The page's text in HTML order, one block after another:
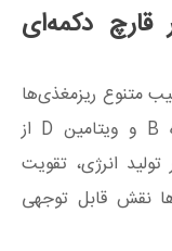
دکمه‌ای
متنوع ریزمغذی‌ها
در آن مربوط می‌شود. ویتامین‌های گروه B و ویتامین D از
انرژی، تقویت
نقش قابل توجهی